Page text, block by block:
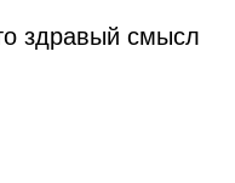
здравый смысл